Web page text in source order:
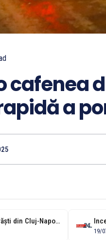
cafenea
a
O cafenea din cartierul Mărăști din Cluj-Napoca a luat foc azi-noapte. Pompierii...
19/